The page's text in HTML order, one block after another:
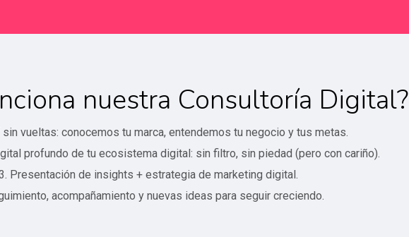
nuestra Consultoría Digital?
vueltas: conocemos tu marca, entendemos tu negocio y tus metas.
profundo de tu ecosistema digital: sin filtro, sin piedad (pero con cariño).
Presentación de insights + estrategia de marketing digital.
acompañamiento y nuevas ideas para seguir creciendo.